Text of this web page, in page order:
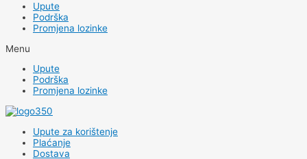
Upute
Podrška
Promjena lozinke
Menu
Upute
Podrška
Promjena lozinke
Upute za korištenje
Plaćanje
Dostava